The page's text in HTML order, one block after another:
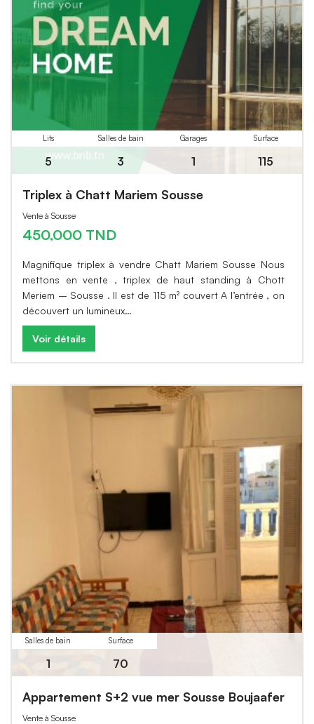
Lits
5
Salles de bain
3
Garages
1
Surface
115
Triplex à Chatt Mariem Sousse
Vente à Sousse
450,000 TND
Magnifique triplex à vendre Chatt Mariem Sousse Nous
mettons en vente , triplex de haut standing à Chott
Meriem – Sousse . Il est de 115 m² couvert A l’entrée , on
découvert un lumineux…
Voir détails
Salles de bain
1
Surface
70
Appartement S+2 vue mer Sousse Boujaafer
Vente à Sousse